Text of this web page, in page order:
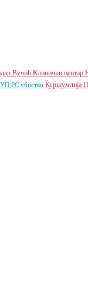
Вучић Клинички центар
РС убиство Куршумлија